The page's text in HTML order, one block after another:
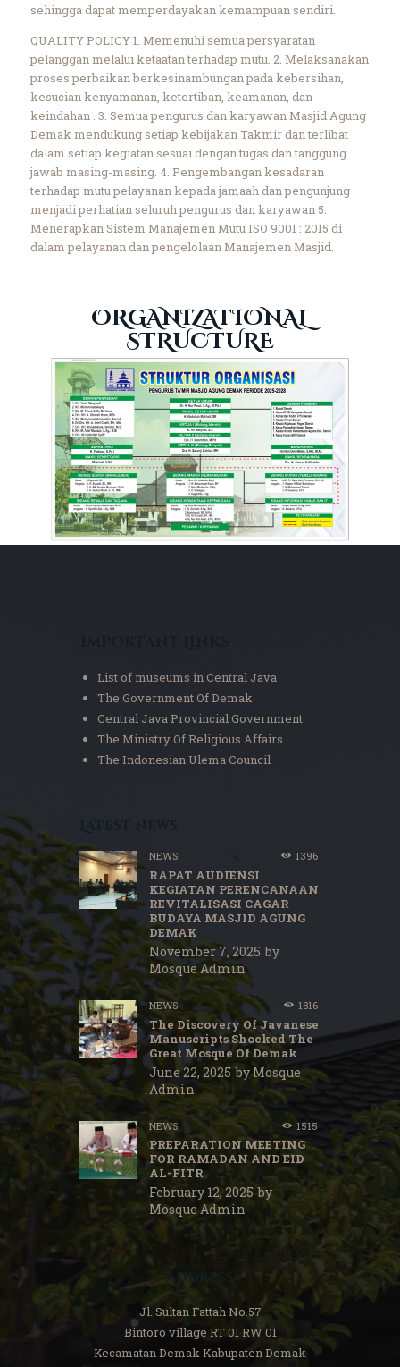
sehingga dapat memperdayakan kemampuan sendiri.
QUALITY POLICY1. Memenuhi semua persyaratan
pelanggan melalui ketaatan terhadap mutu. 2. Melaksanakan
proses perbaikan berkesinambungan pada kebersihan,
kesucian kenyamanan, ketertiban, keamanan, dan
keindahan . 3. Semua pengurus dan karyawan Masjid Agung
Demak mendukung setiap kebijakan Takmir dan terlibat
dalam setiap kegiatan sesuai dengan tugas dan tanggung
jawab masing-masing. 4. Pengembangan kesadaran
terhadap mutu pelayanan kepada jamaah dan pengunjung
menjadi perhatian seluruh pengurus dan karyawan5.
Menerapkan Sistem Manajemen Mutu ISO 9001 : 2015 di
dalam pelayanan dan pengelolaan Manajemen Masjid.
ORGANIZATIONAL
STRUCTURE
List of museums in Central Java
The Government Of Demak
Central Java Provincial Government
The Ministry Of Religious Affairs
The Indonesian Ulema Council
NEWS 1396
RAPAT AUDIENSI
KEGIATAN PERENCANAAN
REVITALISASI CAGAR
BUDAYA MASJID AGUNG
DEMAK
November 7, 2025 by
Mosque Admin
NEWS 1816
The Discovery Of Javanese
Manuscripts Shocked The
Great Mosque Of Demak
June 22, 2025 byMosque
Admin
NEWS 1515
PREPARATION MEETING
FOR RAMADAN AND EID
AL-FITR
February 12, 2025 by
Mosque Admin
Address
Jl. Sultan Fattah No.57
Bintoro village RT 01 RW 01
Kecamatan Demak Kabupaten Demak